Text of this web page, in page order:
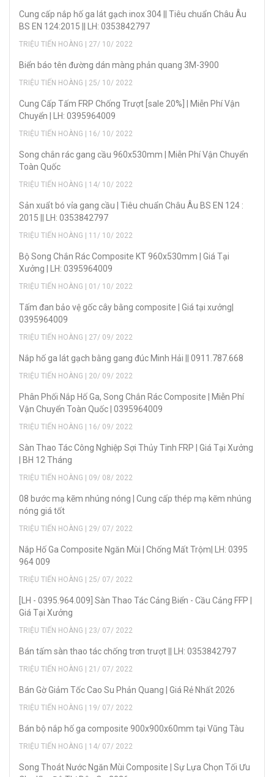
Cung cấp nắp hố ga lát gạch inox 304 || Tiêu chuẩn Châu Âu
BS EN 124:2015 || LH: 0353842797
TRIỆU TIẾN HOÀNG | 27/ 10/ 2022
Biển báo tên đường dán màng phản quang 3M-3900
TRIỆU TIẾN HOÀNG | 25/ 10/ 2022
Cung Cấp Tấm FRP Chống Trượt [sale 20%] | Miễn Phí Vận
Chuyển | LH: 0395964009
TRIỆU TIẾN HOÀNG | 16/ 10/ 2022
Song chắn rác gang cầu 960x530mm | Miễn Phí Vận Chuyển
Toàn Quốc
TRIỆU TIẾN HOÀNG | 14/ 10/ 2022
Sản xuẩt bó vỉa gang cầu | Tiêu chuẩn Châu Âu BS EN 124 :
2015 || LH: 0353842797
TRIỆU TIẾN HOÀNG | 11/ 10/ 2022
Bộ Song Chắn Rác Composite KT 960x530mm | Giá Tại
Xưởng | LH: 0395964009
TRIỆU TIẾN HOÀNG | 01/ 10/ 2022
Tấm đan bảo vệ gốc cây bằng composite | Giá tại xưởng|
0395964009
TRIỆU TIẾN HOÀNG | 27/ 09/ 2022
Nắp hố ga lát gạch bằng gang đúc Minh Hải || 0911.787.668
TRIỆU TIẾN HOÀNG | 20/ 09/ 2022
Phân Phối Nắp Hố Ga, Song Chắn Rác Composite | Miễn Phí
Vận Chuyển Toàn Quốc | 0395964009
TRIỆU TIẾN HOÀNG | 16/ 09/ 2022
Sàn Thao Tác Công Nghiệp Sợi Thủy Tinh FRP | Giá Tại Xưởng
| BH 12 Tháng
TRIỆU TIẾN HOÀNG | 09/ 08/ 2022
08 bước mạ kẽm nhúng nóng | Cung cấp thép mạ kẽm nhúng
nóng giá tốt
TRIỆU TIẾN HOÀNG | 29/ 07/ 2022
Nắp Hố Ga Composite Ngăn Mùi | Chống Mất Trộm| LH: 0395
964 009
TRIỆU TIẾN HOÀNG | 25/ 07/ 2022
[LH - 0395.964.009] Sàn Thao Tác Cảng Biển - Cầu Cảng FFP |
Giá Tại Xưởng
TRIỆU TIẾN HOÀNG | 23/ 07/ 2022
Bán tấm sàn thao tác chống trơn trượt || LH: 0353842797
TRIỆU TIẾN HOÀNG | 21/ 07/ 2022
Bán Gờ Giảm Tốc Cao Su Phản Quang | Giá Rẻ Nhất 2026
TRIỆU TIẾN HOÀNG | 19/ 07/ 2022
Bán bộ nắp hố ga composite 900x900x60mm tại Vũng Tàu
TRIỆU TIẾN HOÀNG | 14/ 07/ 2022
Song Thoát Nước Ngăn Mùi Composite | Sự Lựa Chọn Tối Ưu